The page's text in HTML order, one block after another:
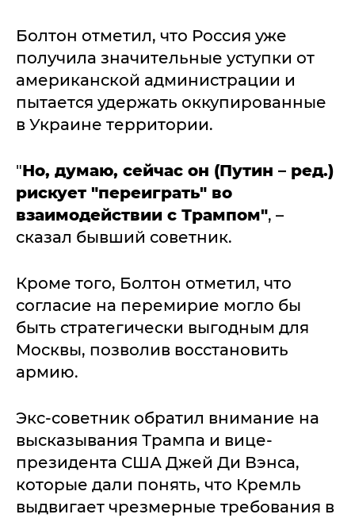
Болтон отметил, что Россия уже
получила значительные уступки от
американской администрации и
пытается удержать оккупированные
в Украине территории.
"Но, думаю, сейчас он (Путин – ред.)
рискует "переиграть" во
взаимодействии с Трампом", –
сказал бывший советник.
Кроме того, Болтон отметил, что
согласие на перемирие могло бы
быть стратегически выгодным для
Москвы, позволив восстановить
армию.
Экс-советник обратил внимание на
высказывания Трампа и вице-
президента США Джей Ди Вэнса,
которые дали понять, что Кремль
выдвигает чрезмерные требования в